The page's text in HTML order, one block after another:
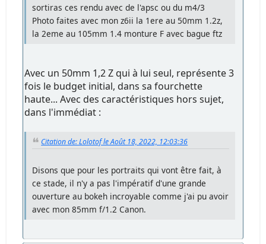
sortiras ces rendu avec de l'apsc ou du m4/3
Photo faites avec mon z6ii la 1ere au 50mm 1.2z,
la 2eme au 105mm 1.4 monture F avec bague ftz
Avec un 50mm 1,2 Z qui à lui seul, représente 3
fois le budget initial, dans sa fourchette
haute... Avec des caractéristiques hors sujet,
dans l'immédiat :
Citation de: Lolotof le Août 18, 2022, 12:03:36
Disons que pour les portraits qui vont être fait, à
ce stade, il n'y a pas l'impératif d'une grande
ouverture au bokeh incroyable comme j'ai pu avoir
avec mon 85mm f/1.2 Canon.